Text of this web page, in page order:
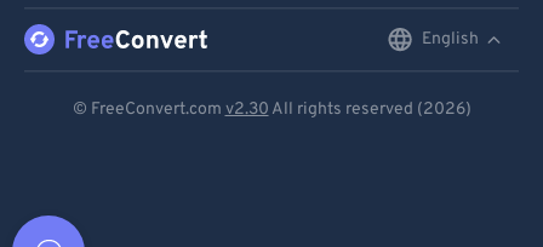
English
© FreeConvert.com v2.30 All rights reserved (2026)